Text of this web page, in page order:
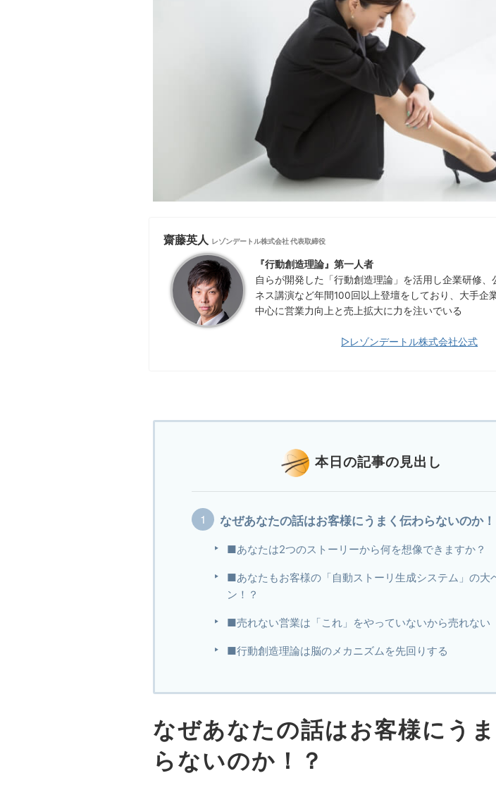
齋藤英人 レゾンデートル株式会社 代表取締役
『行動創造理論』第一人者
自らが開発した「行動創造理論」を活用し企業研修、
ネス講演など年間100回以上登壇をしており、大手企
中心に営業力向上と売上拡大に力を注いでいる
▷レゾンデートル株式会社公式
本日の記事の見出し
なぜあなたの話はお客様にうまく伝わらないのか！
■あなたは2つのストーリーから何を想像できますか？
■あなたもお客様の「自動ストーリ生成システム」の大
ン！？
■売れない営業は「これ」をやっていないから売れない
■行動創造理論は脳のメカニズムを先回りする
なぜあなたの話はお客様にう
らないのか！？